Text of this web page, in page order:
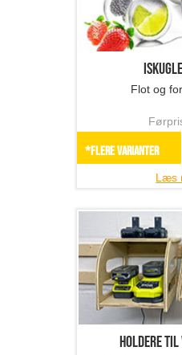
Flot og
*Flere varianter
Læs
Holdere